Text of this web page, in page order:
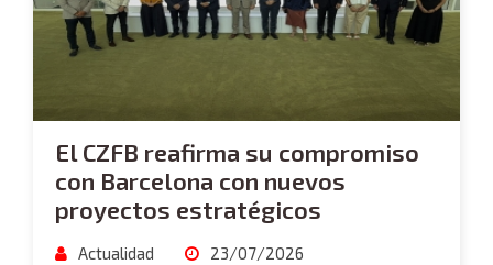
El CZFB reafirma su compromiso
con Barcelona con nuevos
proyectos estratégicos
Actualidad 23/07/2026